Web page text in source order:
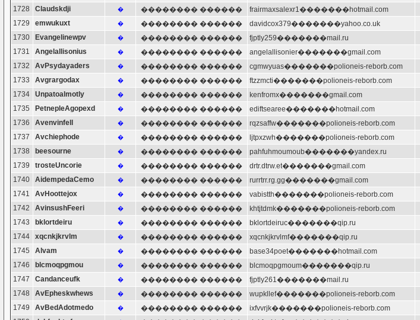
1728
Claudskdji � �������� ������ frairmaxsalexr1�������hotmail.com
1729
emwukuxt � �������� ������ davidcox379�������yahoo.co.uk
1730
Evangelinewpv � �������� ������ fjptly259�������mail.ru
1731
Angelallisonius � �������� ������ angelallisonier�������gmail.com
1732
AvPsydayaders � �������� ������ cgmwyuas�������polioneis-reborb.com
1733
Avgrargodax � �������� ������ ftzzmcti�������polioneis-reborb.com
1734
Unpatoalmotly � �������� ������ kenfromx�������gmail.com
1735
PetnepleAgopexd � �������� ������ ediftsearee�������hotmail.com
1736
Avenvinfell � �������� ������ rqzsaffw�������polioneis-reborb.com
1737
Avchiephode � �������� ������ ljtpxzwh�������polioneis-reborb.com
1738
beesourne � �������� ������ pahfuhmoumoub�������yandex.ru
1739
trosteUncorie � �������� ������ drtr.dtrw.et�������gmail.com
1740
AidempedaCemo � �������� ������ rurrtrr.rg.gg�������gmail.com
1741
AvHoottejox � �������� ������ vabistth�������polioneis-reborb.com
1742
AvinsushFeeri � �������� ������ khtjtdmk�������polioneis-reborb.com
1743
bklortdeiru � �������� ������ bklortdeiruc�������qip.ru
1744
xqcnkjkrvlm � �������� ������ xqcnkjkrvlmf�������qip.ru
1745
Alvam � �������� ������ base34poet�������hotmail.com
1746
blcmoqpgmou � �������� ������ blcmoqpgmoum�������qip.ru
1747
Candanceufk � �������� ������ fjptly261�������mail.ru
1748
AvEpheskwhews � �������� ������ wupkllef�������polioneis-reborb.com
1749
AvBedAdotmedo � �������� ������ ixfvvrjk�������polioneis-reborb.com